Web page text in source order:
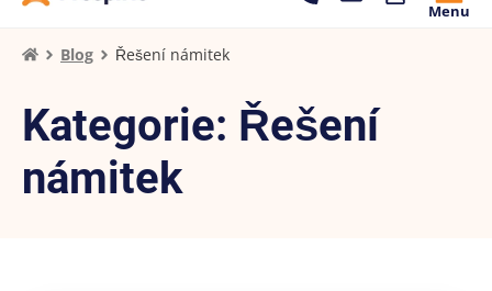
Menu
Blog Řešení námitek
Kategorie: Řešení
námitek